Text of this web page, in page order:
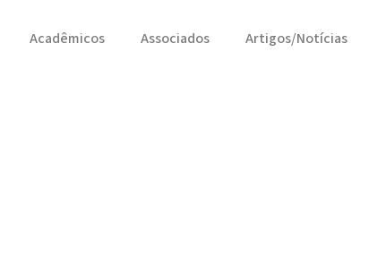
Acadêmicos Associados Artigos/Notícias